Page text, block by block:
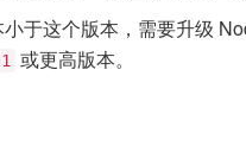
小于这个版本，需要升级
或更高版本。